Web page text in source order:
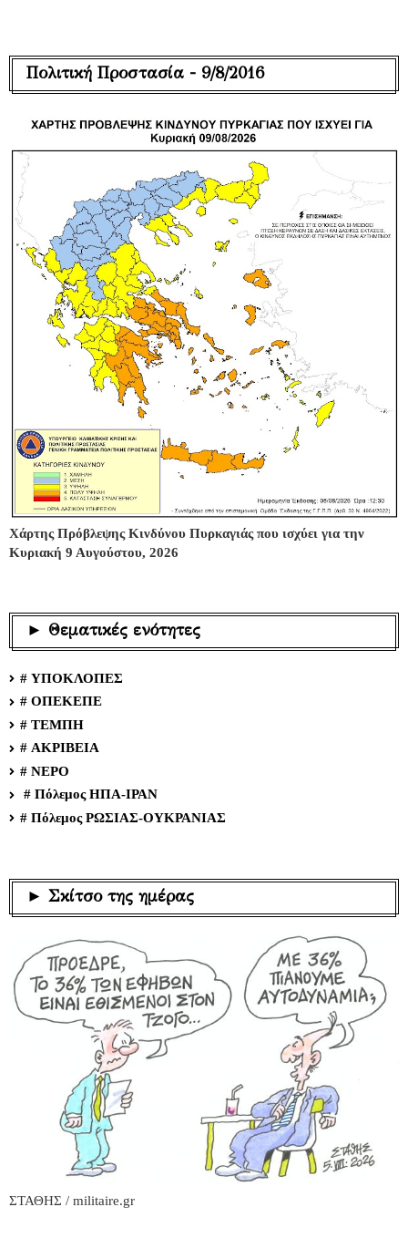
Πολιτική Προστασία - 9/8/2016
Χάρτης Πρόβλεψης Κινδύνου Πυρκαγιάς που ισχύει για την
Κυριακή 9 Αυγούστου, 2026
► Θεματικές ενότητες
# ΥΠΟΚΛΟΠΕΣ
# ΟΠΕΚΕΠΕ
# ΤΕΜΠΗ
# ΑΚΡΙΒΕΙΑ
# ΝΕΡΟ
# Πόλεμος ΗΠΑ-ΙΡΑΝ
# Πόλεμος ΡΩΣΙΑΣ-ΟΥΚΡΑΝΙΑΣ
► Σκίτσο της ημέρας
ΣΤΑΘΗΣ / militaire.gr